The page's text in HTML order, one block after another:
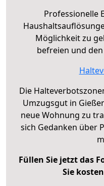
Professionelle
Möglichkeit zu
befreien und
Die
Umzugsgut in
neue Wohnung zu
sich Gedanken über
Füllen Sie jetzt das
Sie